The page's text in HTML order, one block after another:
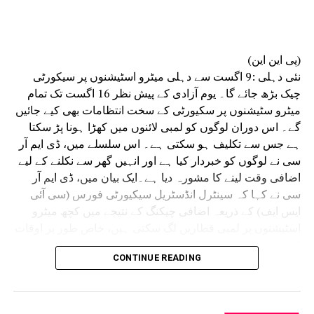
انہوں نے کہا کہ سائنسی تحقیقات موثر فوجداری
نظامِ انصاف کی ریڑھ کی ہڈی ہے۔ وقت پر کی جانے
والی فارنسک تحقیقات سے مقدمات میں ہونے والی
تاخیر کو کم کرنے کے ساتھ ساتھ شہریوں کو جلد
انصاف دلانے میں بھی مدد ملتی ہے۔
(پی این این)
نئی دہلی :9 اگست سے دہلی میٹرو اسٹیشنوں پر سیکورٹی
چیک بڑھ جائے گا۔ یوم آزادی کے پیش نظر 16 اگست تک تمام
میٹرو سٹیشنوں پر سکیورٹی کے سخت انتظامات بھی کیے جائیں
گے۔ اس دوران لوگوں کو لمبی لائنوں میں کھڑا ہونا پڑ سکتا
ہے جس سے تکلیف ہو سکتی ہے۔ اس سلسلے میں، ڈی ایم آر
سی نے لوگوں کو خبردار کیا ہے اور انہیں گھر سے نکلنے کے لیے
اضافی وقت لینے کا مشورہ دیا ہے۔ایک بیان میں، ڈی ایم آر
سی نے کہا کہ سینٹرل انڈسٹریل سیکیورٹی فورس (سی آئی
ایس ایف) کے ذریعہ اضافی چیکنگ کے نتیجے میں کچھ میٹرو
کے دوران۔ مسافروں کو مشورہ دیا جاتا ہے کہ وہ اس کے
مطابق اپنے سفر کی منصوبہ بندی کریں اور اس مدت کے دوران
سوشل میڈیا پلیٹ فارم X پر اس معلومات کا اشتراک
CONTINUE READING